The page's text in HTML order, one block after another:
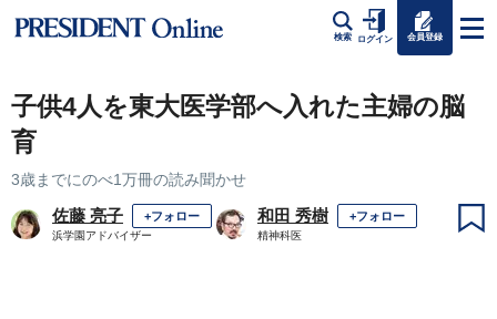
検索 ログイン 会員登録
子供4人を東大医学部へ入れた主婦の脳
育
3歳までにのべ1万冊の読み聞かせ
佐藤 亮子 +フォロー
浜学園アドバイザー
和田 秀樹 +フォロー
精神科医